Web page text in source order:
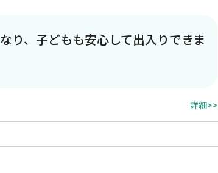
り、子どもも安心して出入りできま
詳細>>